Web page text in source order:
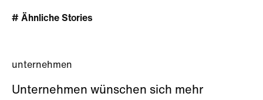
# Ähnliche Stories
unternehmen
Unternehmen wünschen sich mehr